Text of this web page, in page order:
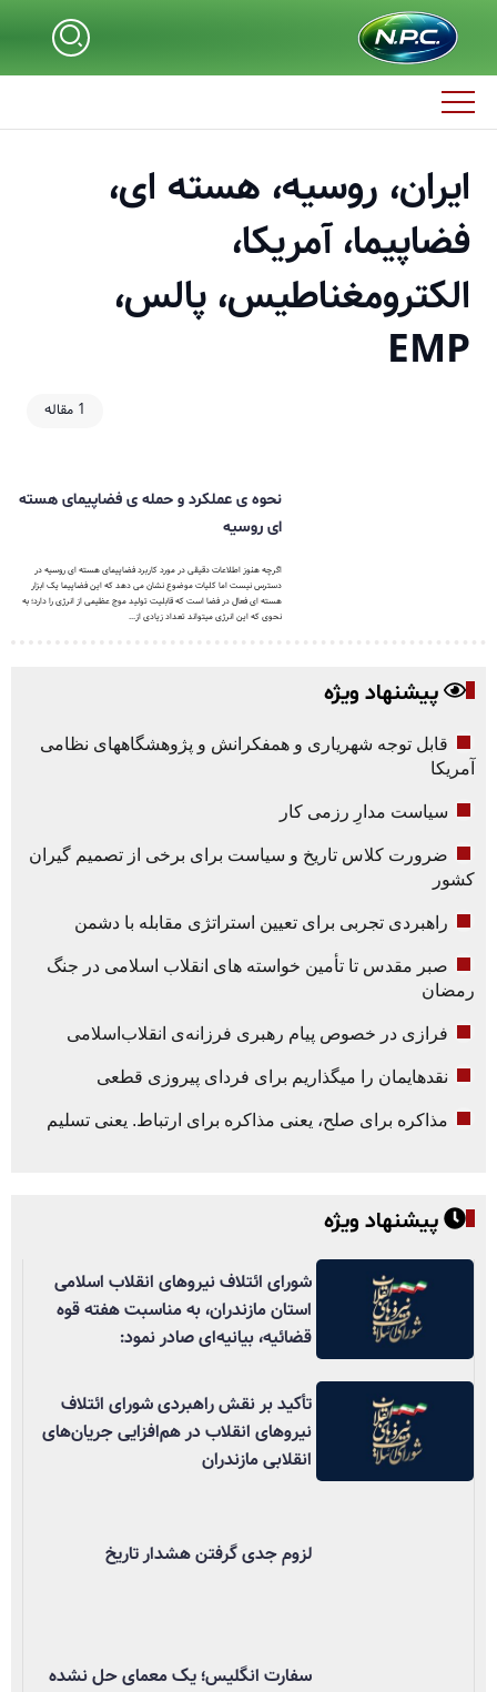
ایران، روسیه، هسته ای،
فضاپیما، آمریکا،
الکترومغناطیس، پالس،
EMP
1 مقاله
نحوه ی عملکرد و حمله ی فضاپیمای هسته
ای روسیه
اگرچه هنوز اطلاعات دقیقی در مورد کاربرد فضاپیمای هسته ای روسیه در
دسترس نیست اما کلیات موضوع نشان می دهد که این فضاپیما یک ابزار
هسته ای فعال در فضا است که قابلیت تولید موج عظیمی از انرژی را دارد؛ به
نحوی که این انرژی میتواند تعداد زیادی از...
پیشنهاد ویژه
قابل توجه شهریاری و همفکرانش و پژوهشگاههای نظامی
آمریکا
سیاست مدارِ رزمی کار
ضرورت کلاس تاریخ و سیاست برای برخی از تصمیم گیران
کشور
راهبردی تجربی برای تعیین استراتژی مقابله با دشمن
صبر مقدس تا تأمین خواسته های انقلاب اسلامی در جنگ
رمضان
فرازی در خصوص پیام رهبری فرزانه‌ی انقلاب‌اسلامی
نقدهایمان را میگذاریم برای فردای پیروزی قطعی
مذاکره برای صلح، یعنی مذاکره برای ارتباط. یعنی تسلیم
پیشنهاد ویژه
شورای ائتلاف نیروهای انقلاب اسلامی
استان مازندران، به مناسبت هفته قوه
قضائیه، بیانیه‌ای صادر نمود:
تأکید بر نقش راهبردی شورای ائتلاف
نیروهای انقلاب در هم‌افزایی جریان‌های
انقلابی مازندران
لزوم جدی گرفتن هشدار تاریخ
سفارت انگلیس؛ یک معمای حل نشده